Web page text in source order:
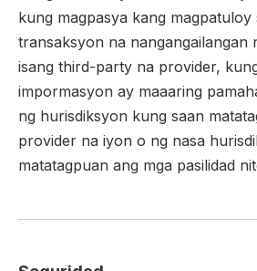
kung magpasya kang magpatuloy
transaksyon na nangangailangan
isang third-party na provider,
impormasyon ay maaaring
ng hurisdiksyon kung saan
provider na iyon o ng nasa
matatagpuan ang mga pasilidad